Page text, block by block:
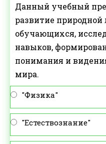
Данный учебный
развитие природной
обучающихся,
навыков,
понимания и
мира.
"Физика"
"Естествознание"